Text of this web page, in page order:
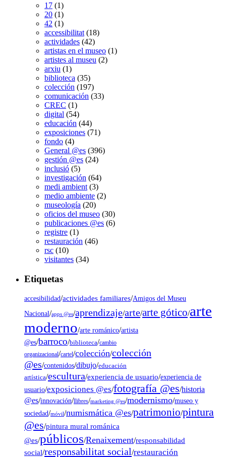
17 (1)
20 (1)
42 (1)
accessibilitat (18)
actividades (42)
artistas en el museo (1)
artistes al museu (2)
arxiu (1)
biblioteca (35)
colección (197)
comunicación (33)
CREC (1)
digital (54)
educación (44)
exposiciones (71)
fondo (4)
General @es (396)
gestión @es (24)
inclusió (5)
investigación (64)
medi ambient (3)
medio ambiente (2)
museología (20)
oficios del museo (30)
publicaciones @es (6)
registre (1)
restauración (46)
rsc (10)
visitantes (34)
Etiquetas
accesibilidad/actividades familiares/Amigos del Museu
Nacional/apps @es/aprendizaje/arte/arte gótico/arte
moderno/arte románico/artista
@es/barroco/biblioteca/cambio
organizacional/cartel/colección/colección
@es/contenidos/dibujo/educación
artística/escultura/experiencia de usuario/experiencia de
usuario/exposiciones @es/fotografía @es/historia
@es/innovación/llibres/marketing @es/modernismo/museo y
sociedad/móvil/numismática @es/patrimonio/pintura
@es/pintura mural románica
@es/públicos/Renaixement/responsabilidad
social/responsabilitat social/restauración